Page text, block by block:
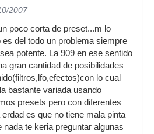
2007
poco corta de preset...m lo
es del todo un problema siempre
potente. La 909 en ese sentido
gran cantidad de posibilidades
lo cual
bastante variada usando
presets pero con diferentes
es que no tiene mala pinta
nada te keria preguntar algunas